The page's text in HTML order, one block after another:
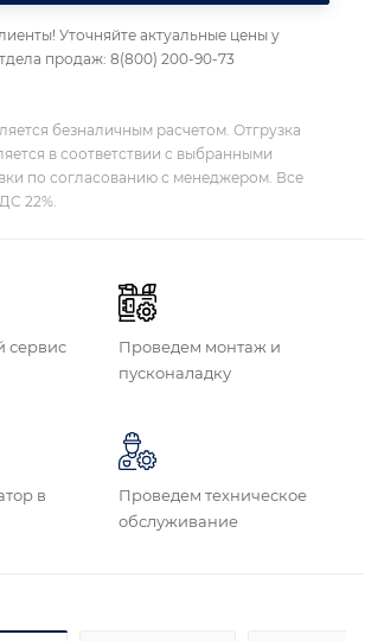
Уточняйте актуальные цены у
продаж: 8(800) 200-90-73
безналичным расчетом. Отгрузка
в соответствии с выбранными
по согласованию с менеджером. Все
22%.
сервис
Проведем монтаж и
пусконаладку
в
Проведем техническое
обслуживание